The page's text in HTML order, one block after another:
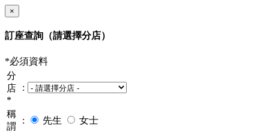
×
訂座查詢 （請選擇分店）
*必須資料
分
店
*
:
稱
謂
: 先生 女士